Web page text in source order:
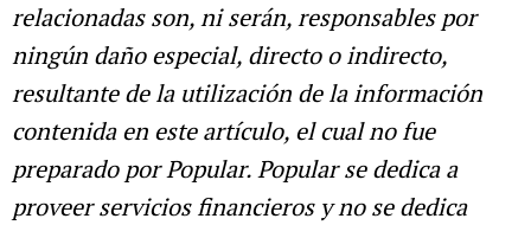
relacionadas son, ni serán, responsables por
ningún daño especial, directo o indirecto,
resultante de la utilización de la información
contenida en este artículo, el cual no fue
preparado por Popular. Popular se dedica a
proveer servicios financieros y no se dedica